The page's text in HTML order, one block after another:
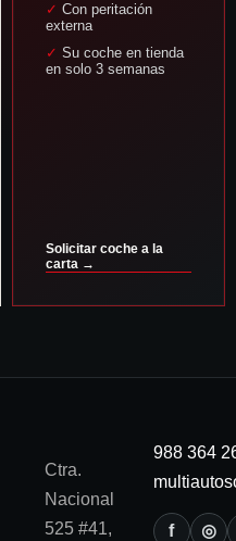
✓ Con peritación
externa
✓ Su coche en tienda
en solo 3 semanas
Solicitar coche a la
carta →
Ctra.
Nacional
525 #41,
988 364
f ◎